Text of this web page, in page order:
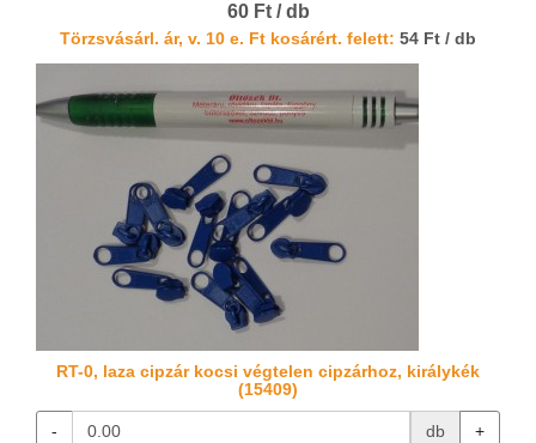
60 Ft / db
Törzsvásárl. ár, v. 10 e. Ft kosárért. felett: 54 Ft / db
RT-0, laza cipzár kocsi végtelen cipzárhoz, királykék
(15409)
- db +